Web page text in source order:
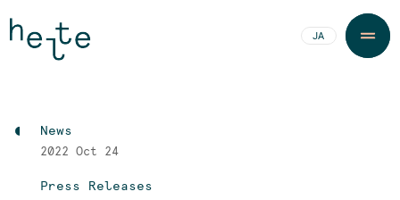
JA
News
2022 Oct 24
Press Releases